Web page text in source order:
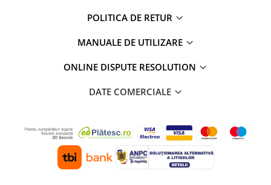
Rame adaptoare Subaru
Rame adaptoare Iveco
Rame adaptoare Smart
Rame adaptoare Ssangyong
Rame adaptoare Hummer
Camere marșarier auto
POLITICA DE RETUR
MANUALE DE UTILIZARE
ONLINE DISPUTE RESOLUTION
DATE COMERCIALE